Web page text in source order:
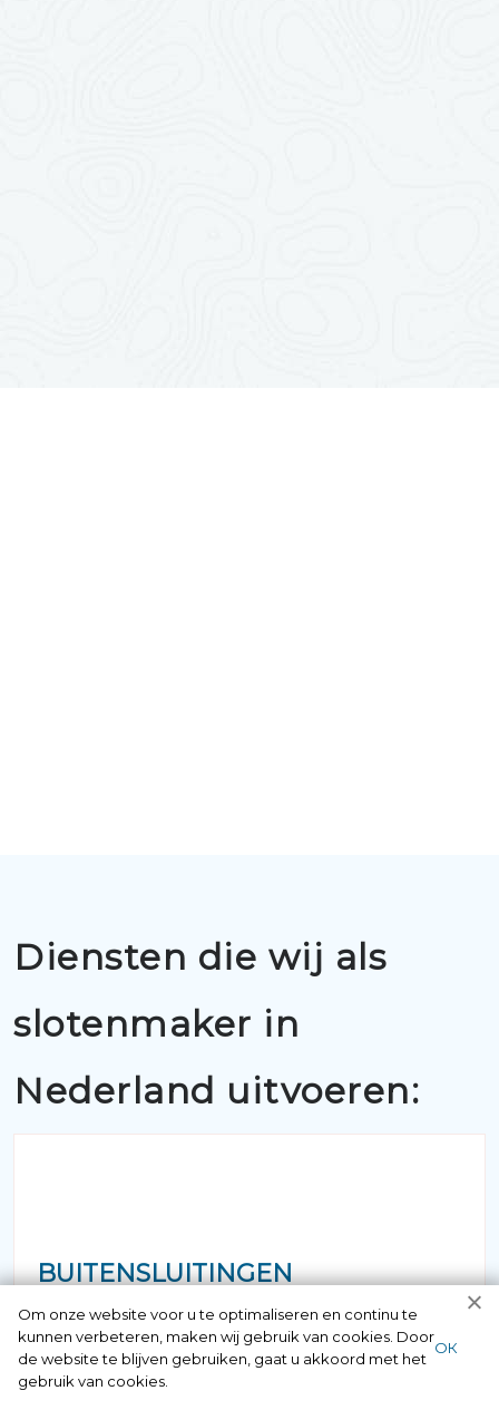
Diensten die wij als
slotenmaker in
Nederland uitvoeren:
BUITENSLUITINGEN
Als u belt met 097006521500 krijgt u
gegarandeerd een vakkundige
Om onze website voor u te optimaliseren en continu te
kunnen verbeteren, maken wij gebruik van cookies. Door
de website te blijven gebruiken, gaat u akkoord met het
gebruik van cookies.
ОК